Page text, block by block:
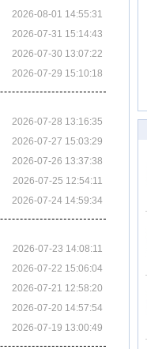
2026-08-01 14:55:31
2026-07-31 15:14:43
2026-07-30 13:07:22
2026-07-29 15:10:18
2026-07-28 13:16:35
2026-07-27 15:03:29
2026-07-26 13:37:38
2026-07-25 12:54:11
2026-07-24 14:59:34
2026-07-23 14:08:11
2026-07-22 15:06:04
2026-07-21 12:58:20
2026-07-20 14:57:54
2026-07-19 13:00:49